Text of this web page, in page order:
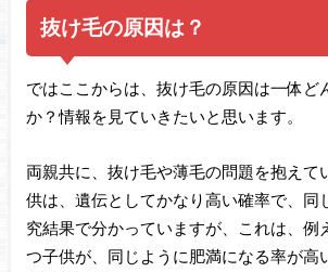
抜け毛の原因は？
ではここからは、抜け毛の原因は一体ど
か？情報を見ていきたいと思います。
両親共に、抜け毛や薄毛の問題を抱えて
供は、遺伝としてかなり高い確率で、同
究結果で分かっていますが、これは、例
つ子供が、同じように肥満になる率が高